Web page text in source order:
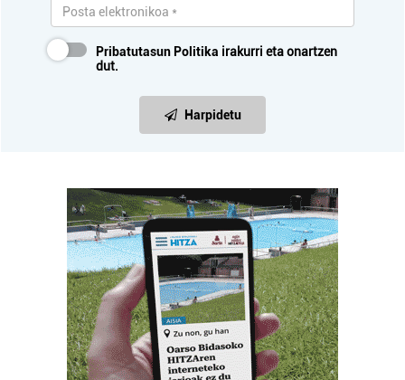
Pribatutasun Politika irakurri eta onartzen
dut.
Harpidetu